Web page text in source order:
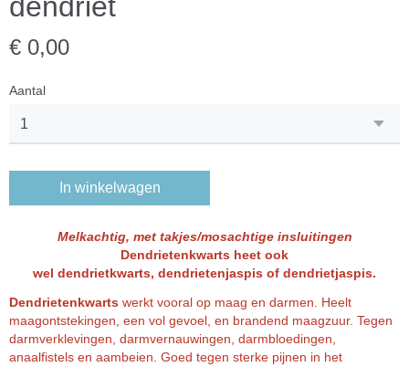
dendriet
€ 0,00
Aantal
In winkelwagen
Melkachtig, met takjes/mosachtige insluitingen
Dendrietenkwarts heet ook
wel dendrietkwarts, dendrietenjaspis of dendrietjaspis.
Dendrietenkwarts werkt vooral op maag en darmen. Heelt
maagontstekingen, een vol gevoel, en brandend maagzuur. Tegen
darmverklevingen, darmvernauwingen, darmbloedingen,
anaalfistels en aambeien. Goed tegen sterke pijnen in het